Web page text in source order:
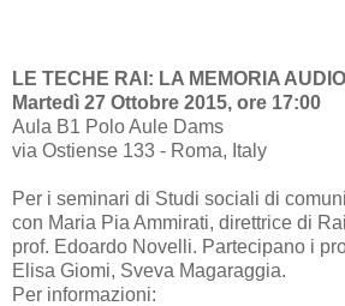
LE TECHE RAI: LA MEMORIA
Martedì 27 Ottobre 2015, ore 17:00
Aula B1 Polo Aule Dams
via Ostiense 133 - Roma, Italy
Per i seminari di Studi sociali di
con Maria Pia Ammirati, direttrice di
prof. Edoardo Novelli. Partecipano i
Elisa Giomi, Sveva Magaraggia.
Per informazioni: